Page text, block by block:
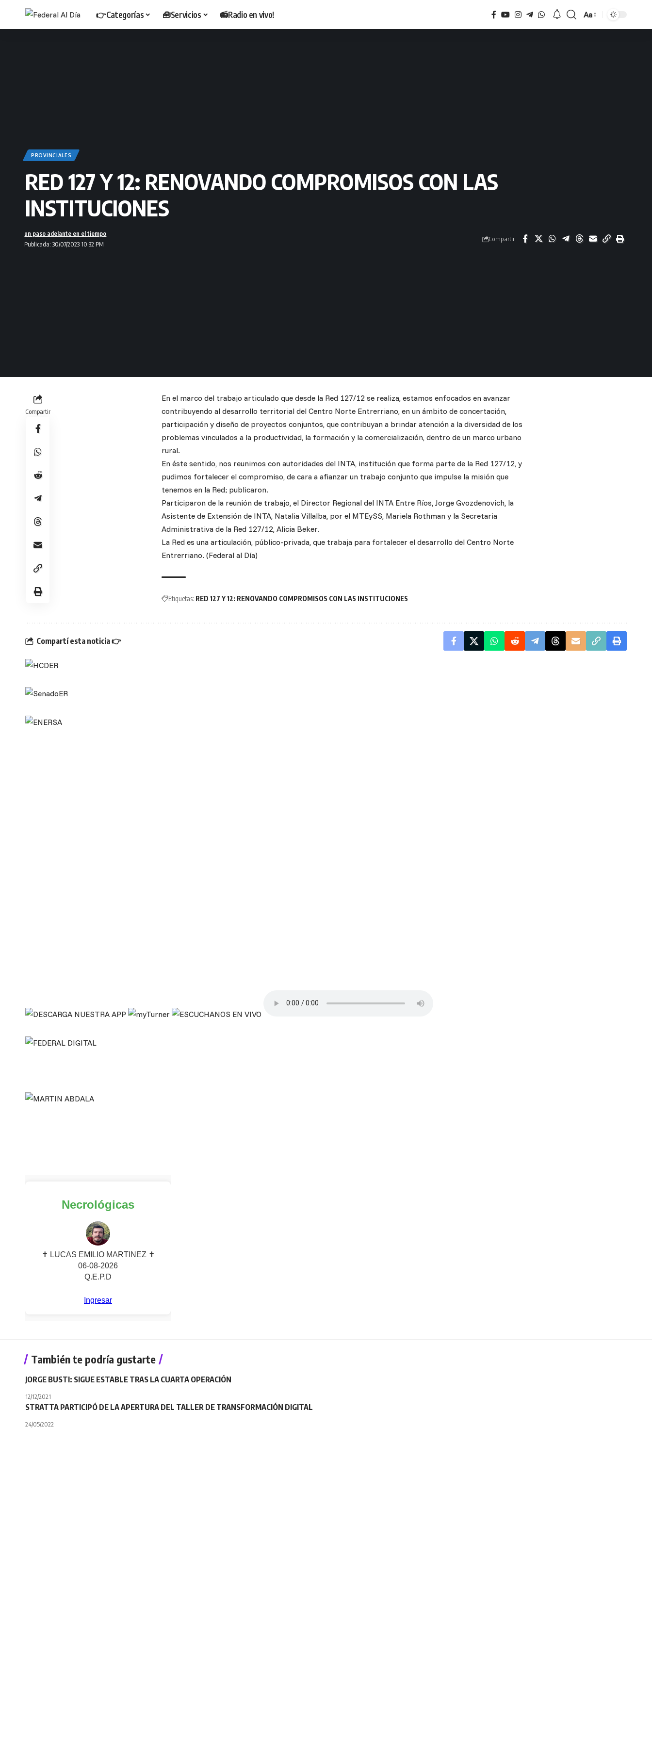
👉Categorías 🧰Servicios 📻Radio en vivo!
Tamaño
Aa
PROVINCIALES
RED 127 Y 12: RENOVANDO COMPROMISOS CON LAS
INSTITUCIONES
Publicada: 30/07/2023 10:32 PM
un paso adelante en el tiempo
Compartir
Compartir
En el marco del trabajo articulado que desde la Red 127/12 se realiza, estamos enfocados en avanzar
contribuyendo al desarrollo territorial del Centro Norte Entrerriano, en un ámbito de concertación,
participación y diseño de proyectos conjuntos, que contribuyan a brindar atención a la diversidad de los
problemas vinculados a la productividad, la formación y la comercialización, dentro de un marco urbano
rural.
En éste sentido, nos reunimos con autoridades del INTA, institución que forma parte de la Red 127/12, y
pudimos fortalecer el compromiso, de cara a afianzar un trabajo conjunto que impulse la misión que
tenemos en la Red; publicaron.
Participaron de la reunión de trabajo, el Director Regional del INTA Entre Ríos, Jorge Gvozdenovich, la
Asistente de Extensión de INTA, Natalia Villalba, por el MTEySS, Mariela Rothman y la Secretaria
Administrativa de la Red 127/12, Alicia Beker.
La Red es una articulación, público-privada, que trabaja para fortalecer el desarrollo del Centro Norte
Entrerriano. (Federal al Día)
Etiquetas: RED 127 Y 12: RENOVANDO COMPROMISOS CON LAS INSTITUCIONES
Compartí esta noticia 👉
También te podría gustarte
JORGE BUSTI: SIGUE ESTABLE TRAS LA CUARTA OPERACIÓN
12/12/2021
STRATTA PARTICIPÓ DE LA APERTURA DEL TALLER DE TRANSFORMACIÓN DIGITAL
24/05/2022